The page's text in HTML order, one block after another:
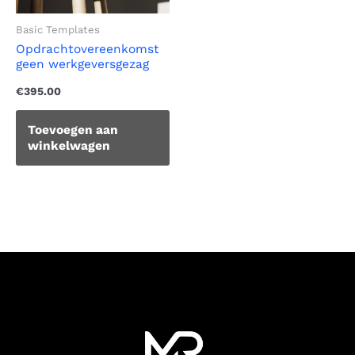
Basic Templates
Opdrachtovereenkomst
geen werkgeversgezag
€395.00
Toevoegen aan
winkelwagen